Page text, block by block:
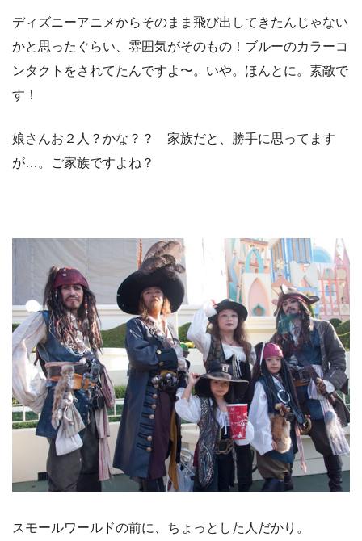
ディズニーアニメからそのまま飛び出してきたんじゃない
かと思ったぐらい、雰囲気がそのもの！ブルーのカラーコ
ンタクトをされてたんですよ〜。いや。ほんとに。素敵で
す！
娘さんお２人？かな？？ 家族だと、勝手に思ってます
が…。ご家族ですよね？
スモールワールドの前に、ちょっとした人だかり。